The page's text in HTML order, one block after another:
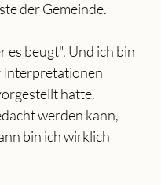
der Gemeinde.
es beugt". Und ich bin
Interpretationen
hatte.
werden kann,
bin ich wirklich